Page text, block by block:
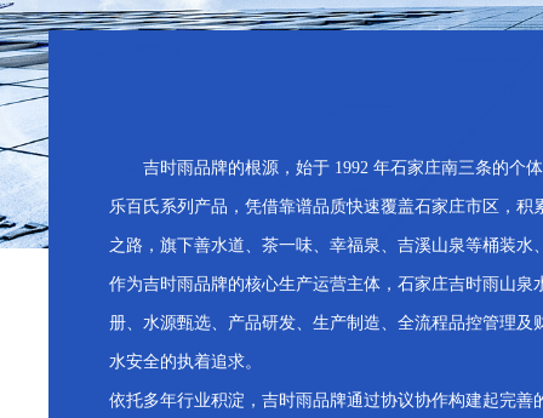
吉时雨品牌的根源，始于 1992 年石家庄南三条的个
乐百氏系列产品，凭借靠谱品质快速覆盖石家庄市区，
之路，旗下善水道、茶一味、幸福泉、吉溪山泉等桶装
作为吉时雨品牌的核心生产运营主体，石家庄吉时雨山
册、水源甄选、产品研发、生产制造、全流程品控管理
水安全的执着追求。
依托多年行业积淀，吉时雨品牌通过协议协作构建起完